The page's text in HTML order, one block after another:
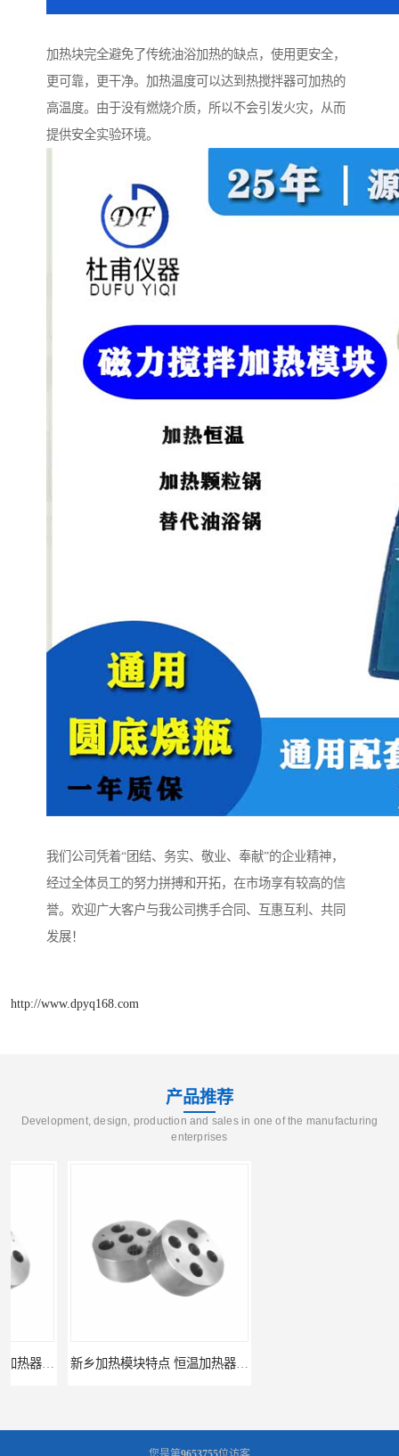
加热块完全避免了传统油浴加热的缺点，使用更安全，
更可靠，更干净。加热温度可以达到热搅拌器可加热的
高温度。由于没有燃烧介质，所以不会引发火灾，从而
提供安全实验环境。
我们公司凭着“团结、务实、敬业、奉献”的企业精神，
经过全体员工的努力拼搏和开拓，在市场享有较高的信
誉。欢迎广大客户与我公司携手合同、互惠互利、共同
发展！
http://www.dpyq168.com
产品推荐
Development, design, production and sales in one of the manufacturing
enterprises
新乡加热模块特点 恒温加热器 杜甫仪器 新乡加热模块报价 恒温加热器